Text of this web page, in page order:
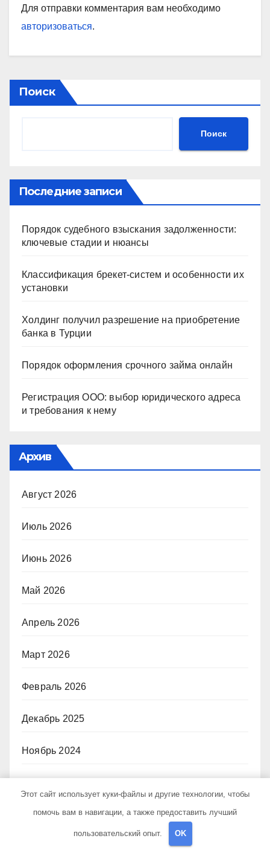
Для отправки комментария вам необходимо
авторизоваться.
Поиск
Поиск
Последние записи
Порядок судебного взыскания задолженности:
ключевые стадии и нюансы
Классификация брекет-систем и особенности их
установки
Холдинг получил разрешение на приобретение
банка в Турции
Порядок оформления срочного займа онлайн
Регистрация ООО: выбор юридического адреса
и требования к нему
Архив
Август 2026
Июль 2026
Июнь 2026
Май 2026
Апрель 2026
Март 2026
Февраль 2026
Декабрь 2025
Ноябрь 2024
Сентябрь 2024
Этот сайт использует куки-файлы и другие технологии, чтобы
помочь вам в навигации, а также предоставить лучший
пользовательский опыт. OK